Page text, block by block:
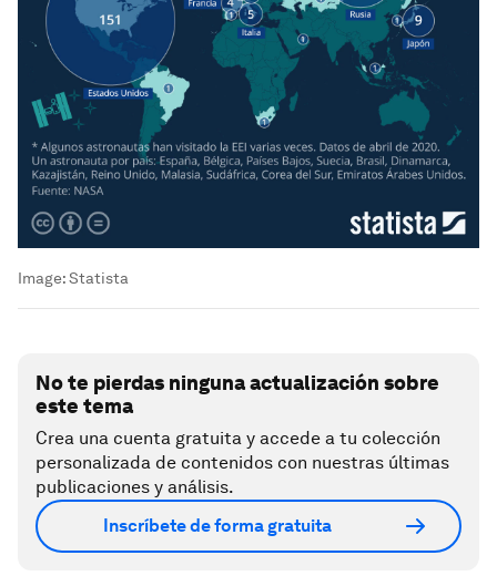
Image:Statista
No te pierdas ninguna actualización sobre
este tema
Crea una cuenta gratuita y accede a tu colección
personalizada de contenidos con nuestras últimas
publicaciones y análisis.
Inscríbete de forma gratuita